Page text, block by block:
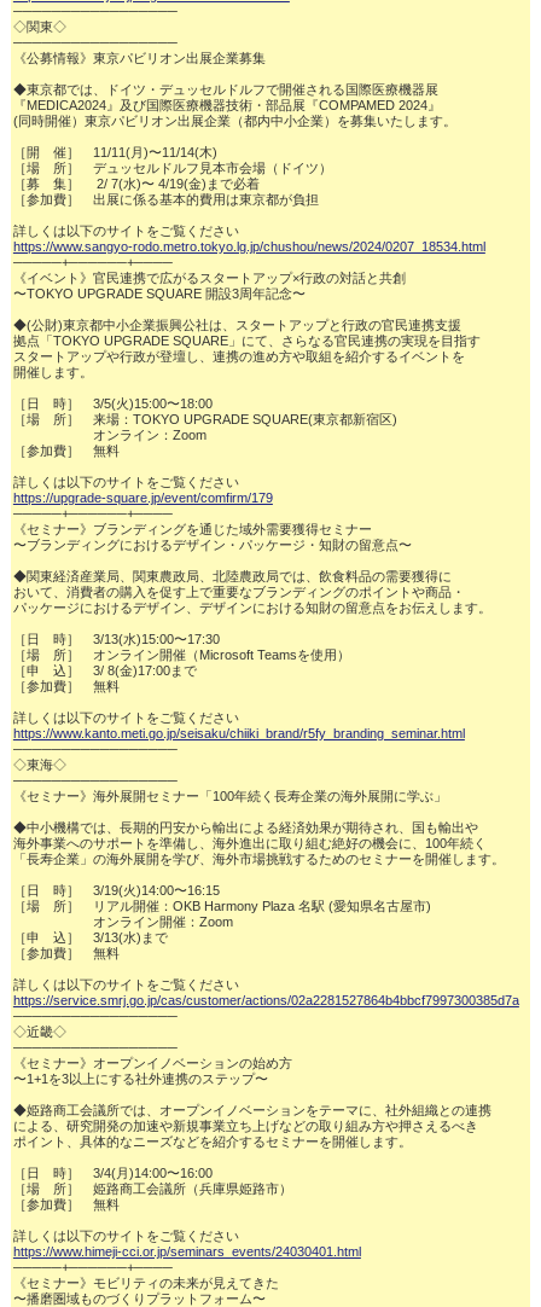
─────────────────
◇関東◇
─────────────────
《公募情報》東京パビリオン出展企業募集
◆東京都では、ドイツ・デュッセルドルフで開催される国際医療機器展
『MEDICA2024』及び国際医療機器技術・部品展『COMPAMED 2024』
(同時開催）東京パビリオン出展企業（都内中小企業）を募集いたします。
［開　催］　11/11(月)〜11/14(木)
［場　所］　デュッセルドルフ見本市会場（ドイツ）
［募　集］　 2/ 7(水)〜 4/19(金)まで必着
［参加費］　出展に係る基本的費用は東京都が負担
詳しくは以下のサイトをご覧ください
https://www.sangyo-rodo.metro.tokyo.lg.jp/chushou/news/2024/0207_18534.html
─────+──────+────
《イベント》官民連携で広がるスタートアップ×行政の対話と共創
〜TOKYO UPGRADE SQUARE 開設3周年記念〜
◆(公財)東京都中小企業振興公社は、スタートアップと行政の官民連携支援
拠点「TOKYO UPGRADE SQUARE」にて、さらなる官民連携の実現を目指す
スタートアップや行政が登壇し、連携の進め方や取組を紹介するイベントを
開催します。
［日　時］　3/5(火)15:00〜18:00
［場　所］　来場：TOKYO UPGRADE SQUARE(東京都新宿区)
オンライン：Zoom
［参加費］　無料
詳しくは以下のサイトをご覧ください
https://upgrade-square.jp/event/comfirm/179
─────+──────+────
《セミナー》ブランディングを通じた域外需要獲得セミナー
〜ブランディングにおけるデザイン・パッケージ・知財の留意点〜
◆関東経済産業局、関東農政局、北陸農政局では、飲食料品の需要獲得に
おいて、消費者の購入を促す上で重要なブランディングのポイントや商品・
パッケージにおけるデザイン、デザインにおける知財の留意点をお伝えします。
［日　時］　3/13(水)15:00〜17:30
［場　所］　オンライン開催（Microsoft Teamsを使用）
［申　込］　3/ 8(金)17:00まで
［参加費］　無料
詳しくは以下のサイトをご覧ください
https://www.kanto.meti.go.jp/seisaku/chiiki_brand/r5fy_branding_seminar.html
─────────────────
◇東海◇
─────────────────
《セミナー》海外展開セミナー「100年続く長寿企業の海外展開に学ぶ」
◆中小機構では、長期的円安から輸出による経済効果が期待され、国も輸出や
海外事業へのサポートを準備し、海外進出に取り組む絶好の機会に、100年続く
「長寿企業」の海外展開を学び、海外市場挑戦するためのセミナーを開催します。
［日　時］　3/19(火)14:00〜16:15
［場　所］　リアル開催：OKB Harmony Plaza 名駅 (愛知県名古屋市)
オンライン開催：Zoom
［申　込］　3/13(水)まで
［参加費］　無料
詳しくは以下のサイトをご覧ください
https://service.smrj.go.jp/cas/customer/actions/02a2281527864b4bbcf7997300385d7a
─────────────────
◇近畿◇
─────────────────
《セミナー》オープンイノベーションの始め方
〜1+1を3以上にする社外連携のステップ〜
◆姫路商工会議所では、オープンイノベーションをテーマに、社外組織との連携
による、研究開発の加速や新規事業立ち上げなどの取り組み方や押さえるべき
ポイント、具体的なニーズなどを紹介するセミナーを開催します。
［日　時］　3/4(月)14:00〜16:00
［場　所］　姫路商工会議所（兵庫県姫路市）
［参加費］　無料
詳しくは以下のサイトをご覧ください
https://www.himeji-cci.or.jp/seminars_events/24030401.html
─────+──────+────
《セミナー》モビリティの未来が見えてきた
〜播磨圏域ものづくりプラットフォーム〜